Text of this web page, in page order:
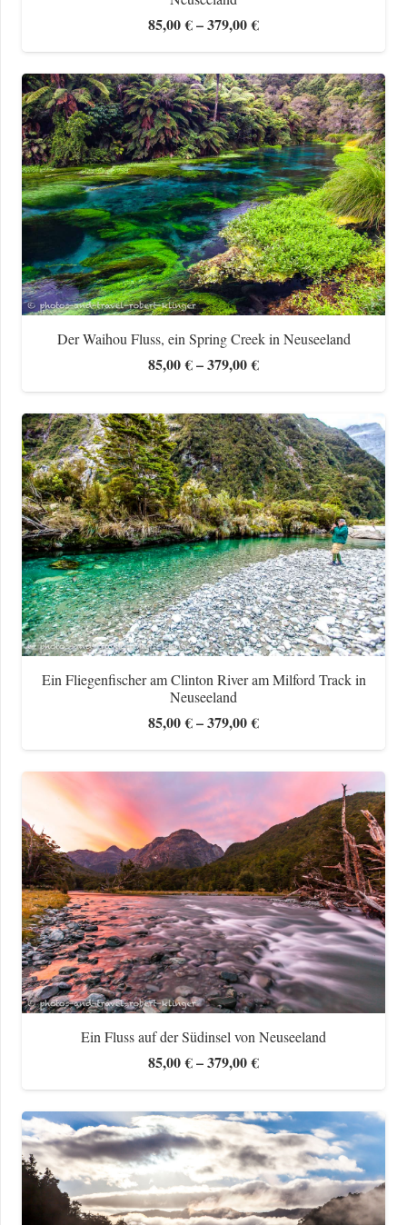
85,00€–379,00€Preisspanne:
85,00 €
bis
379,00 €
Der Waihou Fluss, ein Spring Creek in Neuseeland
85,00€–379,00€Preisspanne:
85,00 €
bis
379,00 €
Ein Fliegenfischer am Clinton River am Milford Track in
Neuseeland
85,00€–379,00€Preisspanne:
85,00 €
bis
Ein Fluss auf der Südinsel von Neuseeland
85,00€–379,00€Preisspanne:
85,00 €
bis
379,00 €